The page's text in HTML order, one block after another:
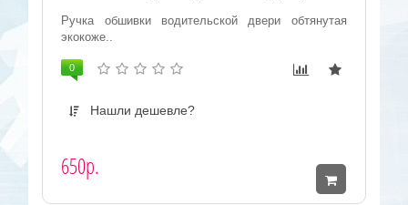
Ручка обшивки водительской двери обтянутая
экокоже..
0
Нашли дешевле?
650р.